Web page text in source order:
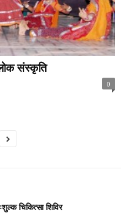
संस्कृति
0
चिकित्सा शिविर